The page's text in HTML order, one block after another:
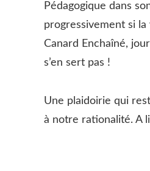
Pédagogique dans
progressivement si la
Canard Enchaîné,
s’en sert pas !
Une plaidoirie qui
à notre rationalité. A